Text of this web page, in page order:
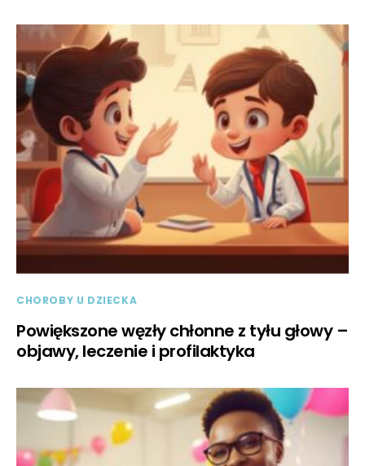
CHOROBY U DZIECKA
Powiększone węzły chłonne z tyłu głowy –
objawy, leczenie i profilaktyka